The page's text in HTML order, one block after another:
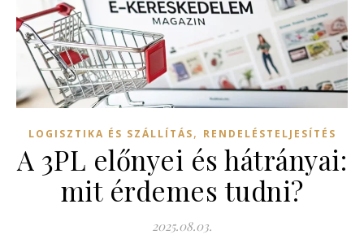
LOGISZTIKA ÉS SZÁLLÍTÁS, RENDELÉSTELJESÍTÉS
A 3PL előnyei és hátrányai:
mit érdemes tudni?
2025.08.03.